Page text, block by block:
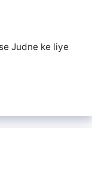
Judne ke liye